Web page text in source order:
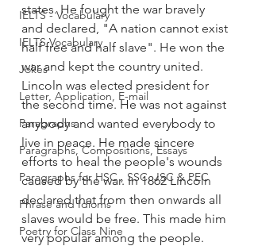
IELTS - Vocabulary
IELTS Vocabulary
Jokes
Letter, Application, E-mail
Paragraphs
Paragraphs, Compositions, Essays
Paragraphs for HSC , SSC, JSC & PEC
Phrase and Idioms
Poetry for Class Nine
states. He fought the war bravely
and declared, "A nation cannot exist
half free and half slave". He won the
war and kept the country united.
Lincoln was elected president for
the second time. He was not against
anybody and wanted everybody to
live in peace. He made sincere
efforts to heal the people's wounds
caused by the war. In 1862 Lincoln
declared that from then onwards all
slaves would be free. This made him
very popular among the people.